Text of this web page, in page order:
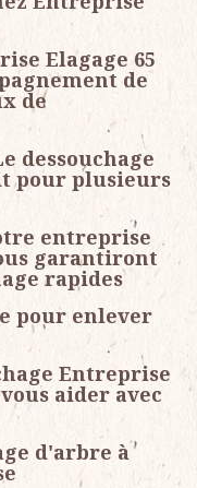
Elagage 65
de
de
dessouchage
pour plusieurs
entreprise
garantiront
rapides
pour enlever
Entreprise
aider avec
d'arbre à